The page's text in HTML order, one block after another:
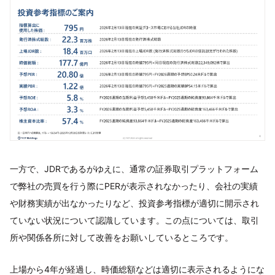
一方で、JDRであるがゆえに、通常の証券取引プラットフォーム
で弊社の売買を行う際にPERが表示されなかったり、会社の実績
や財務実績が出なかったりなど、投資参考指標が適切に開示され
ていない状況について認識しています。この点については、取引
所や関係各所に対して改善をお願いしているところです。
上場から4年が経過し、時価総額などは適切に表示されるようにな